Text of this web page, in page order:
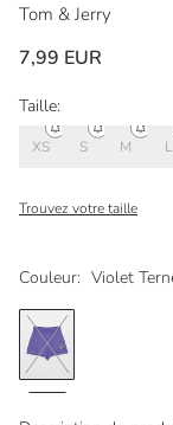
Tom & Jerry
7,99 EUR
Couleur: Violet
Taille:
XS S M L
Trouvez votre taille